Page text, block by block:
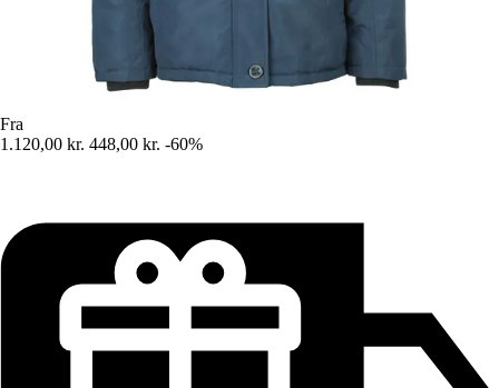
Fra
1.120,00 kr. 448,00 kr. -60%